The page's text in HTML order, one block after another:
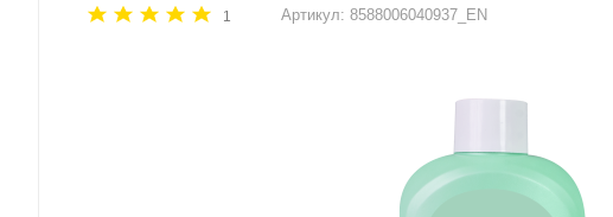
1 Артикул: 8588006040937_EN